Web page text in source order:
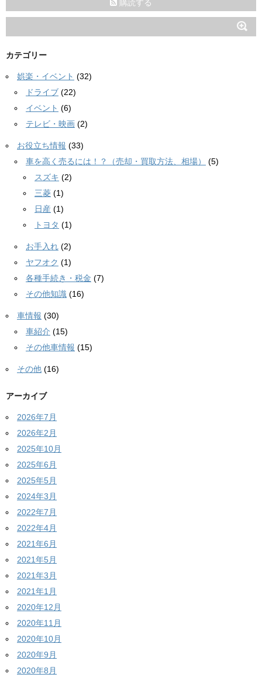
購読する
カテゴリー
娯楽・イベント (32)
ドライブ (22)
イベント (6)
テレビ・映画 (2)
お役立ち情報 (33)
車を高く売るには！？（売却・買取方法、相場）
(5)
スズキ (2)
三菱 (1)
日産 (1)
トヨタ (1)
お手入れ (2)
ヤフオク (1)
各種手続き・税金 (7)
その他知識 (16)
車情報 (30)
車紹介 (15)
その他車情報 (15)
その他 (16)
アーカイブ
2026年7月
2026年2月
2025年10月
2025年6月
2025年5月
2024年3月
2022年7月
2022年4月
2021年6月
2021年5月
2021年3月
2021年1月
2020年12月
2020年11月
2020年10月
2020年9月
2020年8月